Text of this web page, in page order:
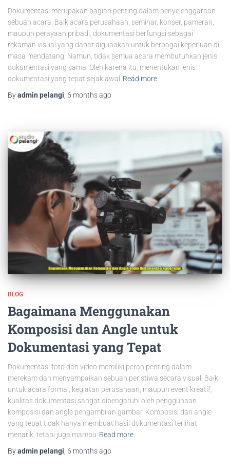
Dokumentasi merupakan bagian penting dalam penyelenggaraan
sebuah acara. Baik acara perusahaan, seminar, konser, pameran,
maupun perayaan pribadi, dokumentasi berfungsi sebagai
rekaman visual yang dapat digunakan untuk berbagai keperluan di
masa mendatang. Namun, tidak semua acara membutuhkan jenis
dokumentasi yang sama. Oleh karena itu, menentukan jenis
dokumentasi yang tepat sejak awal
Read more
Byadmin pelangi 6 monthsago
BLOG
Bagaimana Menggunakan
Komposisi dan Angle untuk
Dokumentasi yang Tepat
Dokumentasi foto dan video memiliki peran penting dalam
merekam dan menyampaikan sebuah peristiwa secara visual. Baik
untuk acara formal, kegiatan perusahaan, maupun event kreatif,
kualitas dokumentasi sangat dipengaruhi oleh penggunaan
komposisi dan angle pengambilan gambar. Komposisi dan angle
yang tepat tidak hanya membuat hasil dokumentasi terlihat
menarik, tetapi juga mampu Read more
Byadmin pelangi, 6 monthsago